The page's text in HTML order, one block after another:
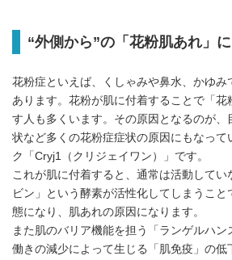
“外側から”の「花粉肌あれ」
花粉症といえば、くしゃみや鼻水、かゆみ
あります。花粉が肌に付着することで「花
す人も多くいます。その原因となるのが、
状など多くの花粉症症状の原因にもなって
ク「Cryj1（クリジェイワン）」です。
これが肌に付着すると、通常は活動してい
ビン」という酵素が活性化してしまうこと
態になり、肌あれの原因になります。
また肌のバリア機能を担う「ランゲルハ
働きの減少によって生じる「肌免疫」の低